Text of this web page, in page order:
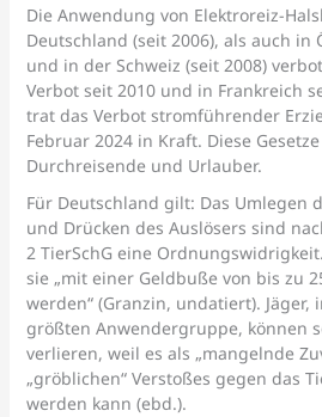
Die Anwendung von Elektroreiz-
Deutschland (seit 2006), als auch in
und in der Schweiz (seit 2008)
Verbot seit 2010 und in Frankreich
trat das Verbot stromführender
Februar 2024 in Kraft. Diese
Durchreisende und Urlauber.
Für Deutschland gilt: Das Umlegen
und Drücken des Auslösers sind
2 TierSchG eine
sie „mit einer Geldbuße von bis zu
werden“ (Granzin, undatiert).
größten Anwendergruppe, können
verlieren, weil es als „mangelnde
„gröblichen“ Verstoßes gegen das
werden kann (ebd.).